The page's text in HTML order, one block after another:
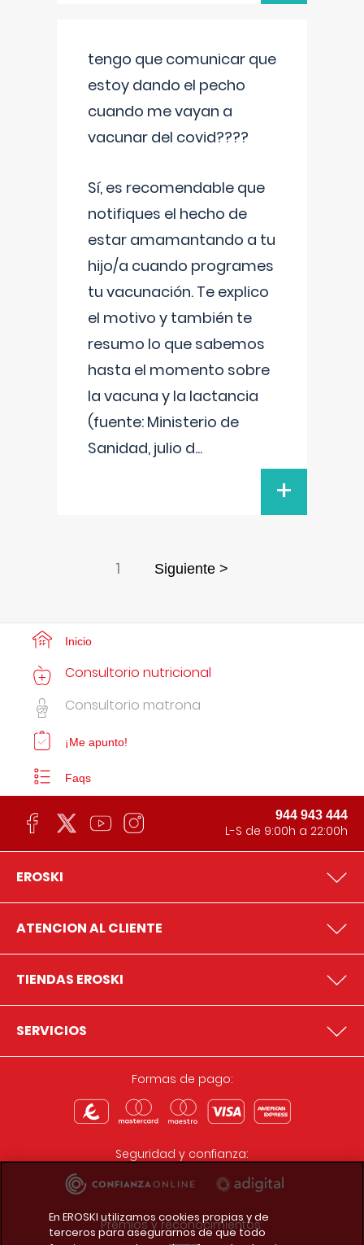
tengo que comunicar que
estoy dando el pecho
cuando me vayan a
vacunar del covid????
Sí, es recomendable que
notifiques el hecho de
estar amamantando a tu
hijo/a cuando programes
tu vacunación. Te explico
el motivo y también te
resumo lo que sabemos
hasta el momento sobre
la vacuna y la lactancia
(fuente: Ministerio de
Sanidad, julio d...
+
1 Siguiente >
Inicio
Consultorio nutricional
Consultorio matrona
¡Me apunto!
Faqs
944 943 444
L-S de 9:00h a 22:00h
EROSKI
ATENCION AL CLIENTE
TIENDAS EROSKI
SERVICIOS
Formas de pago:
Seguridad y confianza:
Premios y reconocimientos:
En EROSKI utilizamos cookies propias y de
terceros para asegurarnos de que todo